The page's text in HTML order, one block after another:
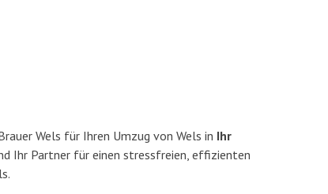
Wels für Ihren Umzug von Wels in Ihr
Ihr Partner für einen stressfreien, effizienten